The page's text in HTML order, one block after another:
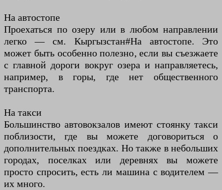
На автостопе
Проехаться по озеру или в любом направлении
легко — см. Кыргызстан#На автостопе. Это
может быть особенно полезно, если вы съезжаете
с главной дороги вокруг озера и направляетесь,
например, в горы, где нет общественного
транспорта.
На такси
Большинство автовокзалов имеют стоянку такси
поблизости, где вы можете договориться о
дополнительных поездках. Но также в небольших
городах, поселках или деревнях вы можете
просто спросить, есть ли машина с водителем —
их много.